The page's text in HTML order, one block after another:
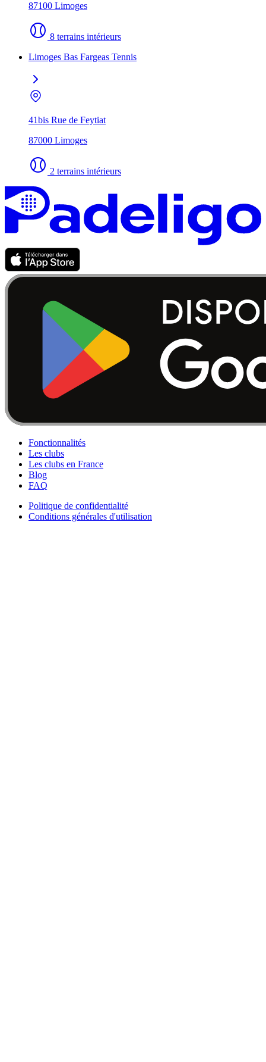
87100 Limoges
8 terrains intérieurs
Limoges Bas Fargeas Tennis
41bis Rue de Feytiat
87000 Limoges
2 terrains intérieurs
Fonctionnalités
Les clubs
Les clubs en France
Blog
FAQ
Politique de confidentialité
Conditions générales d'utilisation